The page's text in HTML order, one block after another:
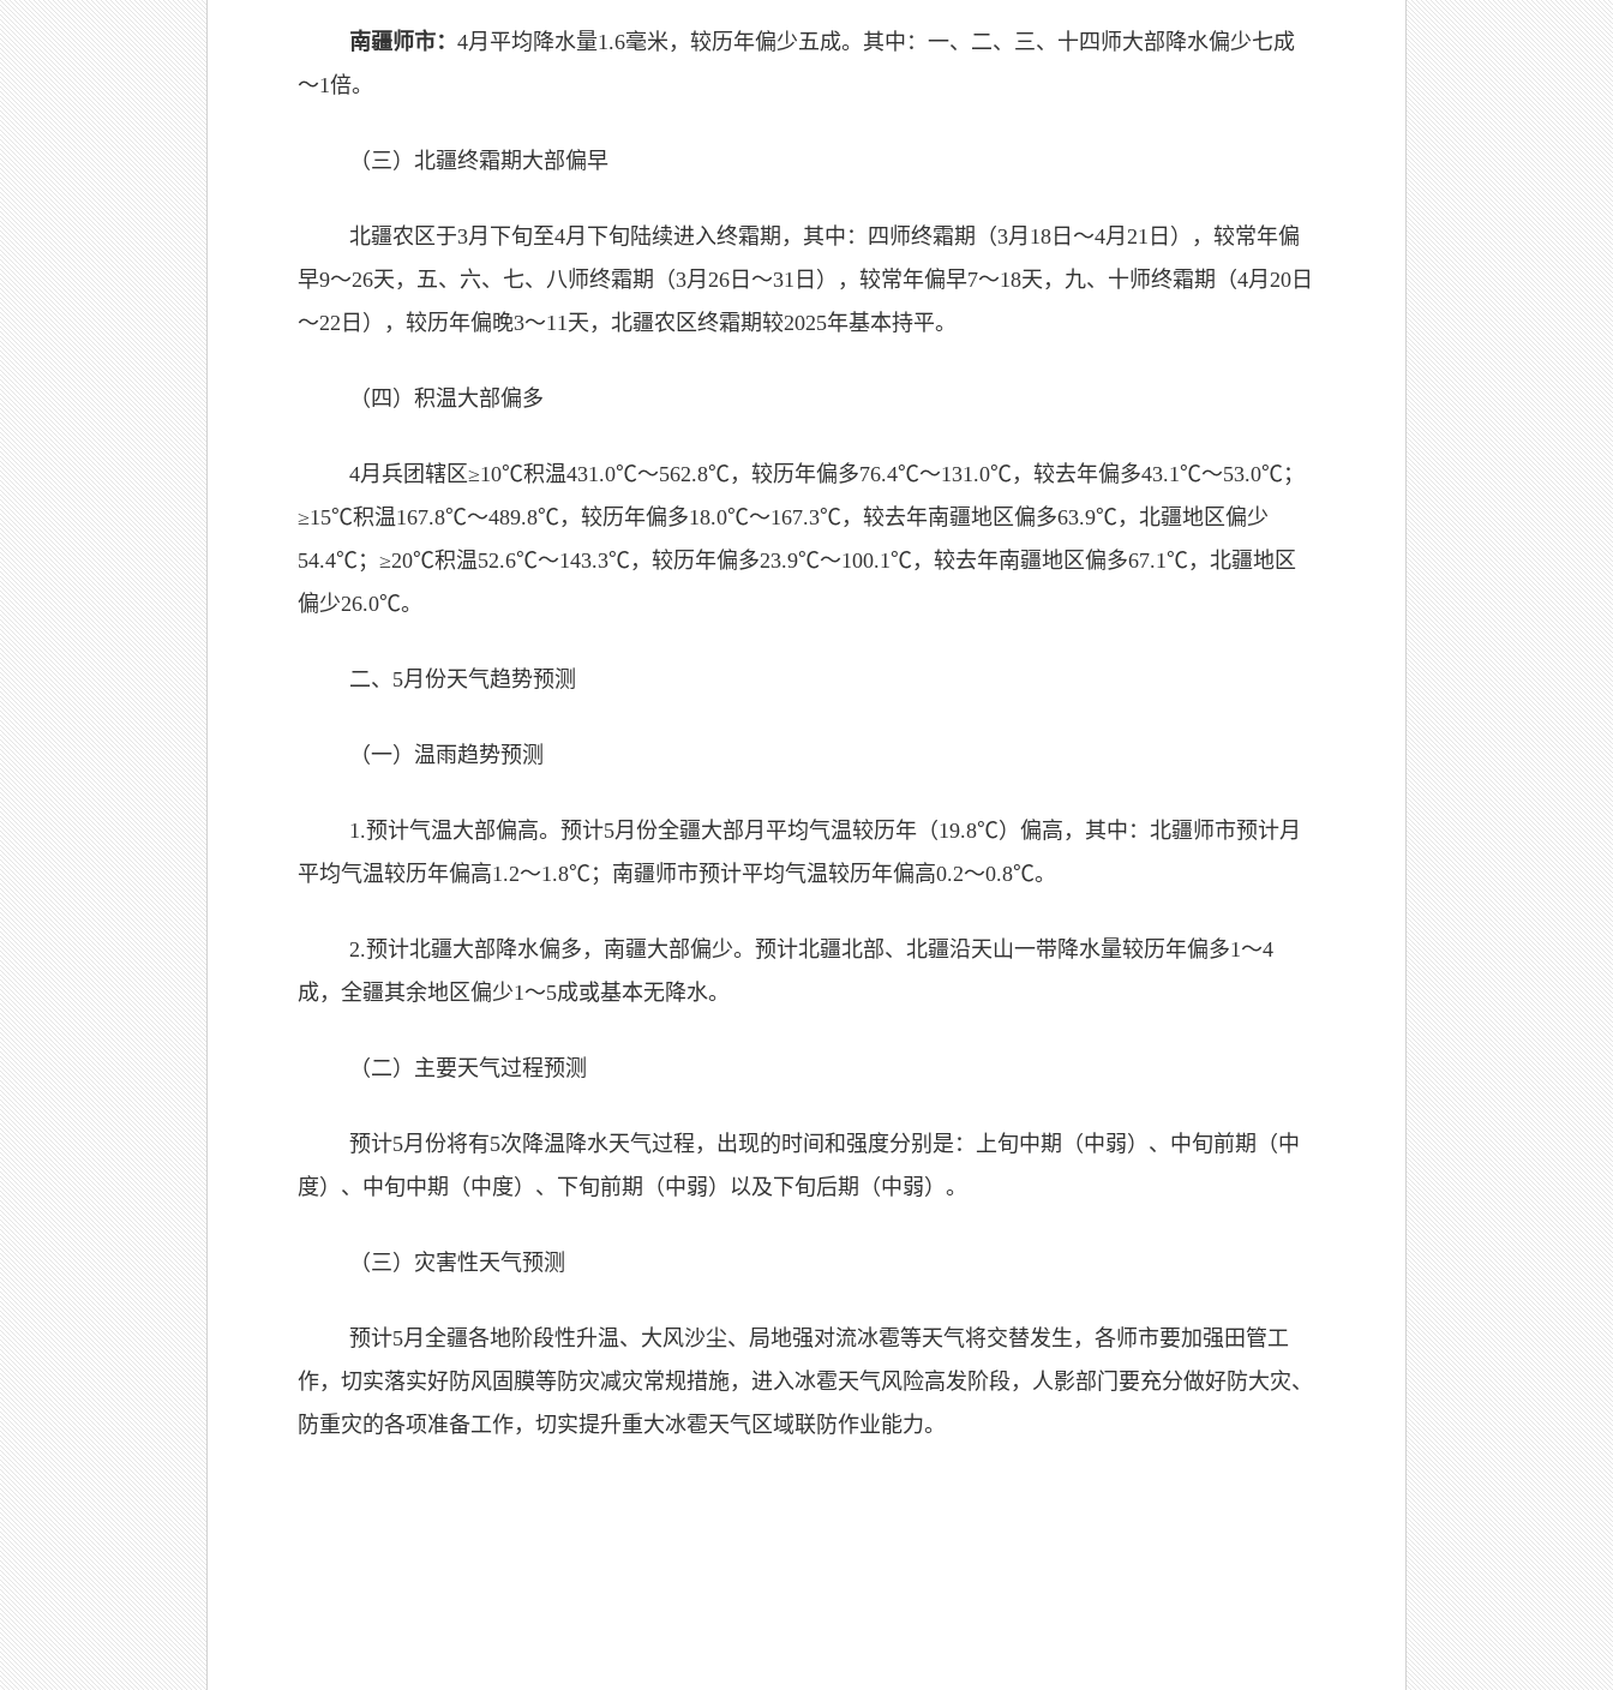
南疆师市： 4月平均降水量1.6毫米，较历年偏少五成。其中：一、二、三、十四师大部降水偏少七成
～1倍。
（三）北疆终霜期大部偏早
北疆农区于3月下旬至4月下旬陆续进入终霜期，其中：四师终霜期（3月18日～4月21日），较常年偏
早9～26天，五、六、七、八师终霜期（3月26日～31日），较常年偏早7～18天，九、十师终霜期（4月20日
～22日），较历年偏晚3～11天，北疆农区终霜期较2025年基本持平。
（四）积温大部偏多
4月兵团辖区≥10℃积温431.0℃～562.8℃，较历年偏多76.4℃～131.0℃，较去年偏多43.1℃～53.0℃；
≥15℃积温167.8℃～489.8℃，较历年偏多18.0℃～167.3℃，较去年南疆地区偏多63.9℃，北疆地区偏少
54.4℃；≥20℃积温52.6℃～143.3℃，较历年偏多23.9℃～100.1℃，较去年南疆地区偏多67.1℃，北疆地区
偏少26.0℃。
二、5月份天气趋势预测
（一）温雨趋势预测
1.预计气温大部偏高。预计5月份全疆大部月平均气温较历年（19.8℃）偏高，其中：北疆师市预计月
平均气温较历年偏高1.2～1.8℃；南疆师市预计平均气温较历年偏高0.2～0.8℃。
2.预计北疆大部降水偏多，南疆大部偏少。预计北疆北部、北疆沿天山一带降水量较历年偏多1～4
成，全疆其余地区偏少1～5成或基本无降水。
（二）主要天气过程预测
预计5月份将有5次降温降水天气过程，出现的时间和强度分别是：上旬中期（中弱）、中旬前期（中
度）、中旬中期（中度）、下旬前期（中弱）以及下旬后期（中弱）。
（三）灾害性天气预测
预计5月全疆各地阶段性升温、大风沙尘、局地强对流冰雹等天气将交替发生，各师市要加强田管工
作，切实落实好防风固膜等防灾减灾常规措施，进入冰雹天气风险高发阶段，人影部门要充分做好防大灾、
防重灾的各项准备工作，切实提升重大冰雹天气区域联防作业能力。